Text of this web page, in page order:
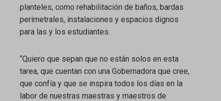
planteles, como rehabilitación de baños, bardas
perimetrales, instalaciones y espacios dignos
para las y los estudiantes.
“Quiero que sepan que no están solos en esta
tarea, que cuentan con una Gobernadora que cree,
que confía y que se inspira todos los días en la
labor de nuestras maestras y maestros de